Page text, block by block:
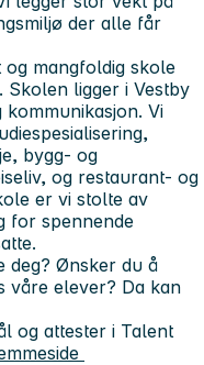
der alle får
mangfoldig skole
Skolen ligger i Vestby
Vi
bygg- og
og restaurant- og
er vi stolte av
for spennende
deg? Ønsker du å
våre elever? Da kan
og attester i Talent